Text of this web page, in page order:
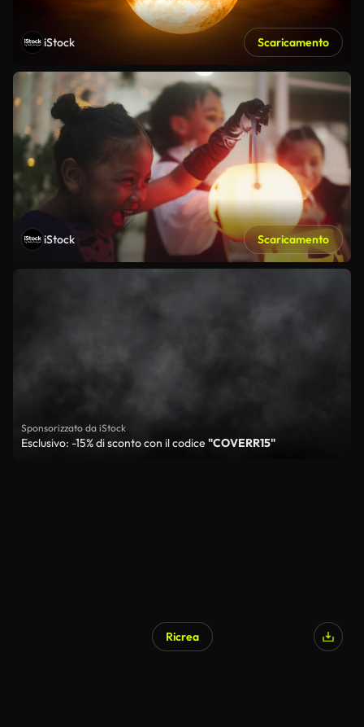
iStock Scaricamento
iStock Scaricamento
Sponsorizzato da iStock
Esclusivo: -15% di sconto con il codice "COVERR15"
Ricrea